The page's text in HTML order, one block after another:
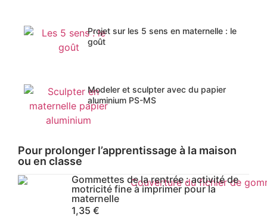
Projet sur les 5 sens en maternelle : le
goût
Modeler et sculpter avec du papier
aluminium PS-MS
Pour prolonger l’apprentissage à la maison
ou en classe
Gommettes de la rentrée : activité de
motricité fine à imprimer pour la
maternelle
1,35 €